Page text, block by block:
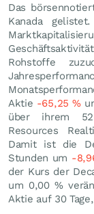
Das
Kanada
Rohstoffe
Aktie -65,25%
über ihrem
Resources
Damit ist die
Stunden um -
der Kurs der
um 0,00%
Aktie auf 30